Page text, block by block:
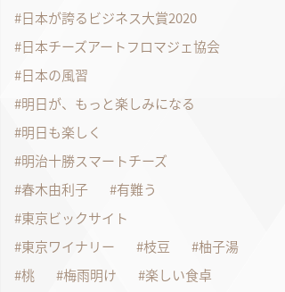
日本が誇るビジネス大賞2020
日本チーズアートフロマジェ協会
日本の風習
明日が、もっと楽しみになる
明日も楽しく
明治十勝スマートチーズ
春木由利子
有難う
東京ビックサイト
東京ワイナリー
枝豆
柚子湯
桃
梅雨明け
楽しい食卓